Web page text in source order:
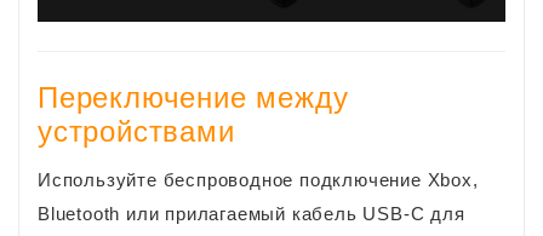
Переключение между
устройствами
Используйте беспроводное подключение Xbox,
Bluetooth или прилагаемый кабель USB-C для